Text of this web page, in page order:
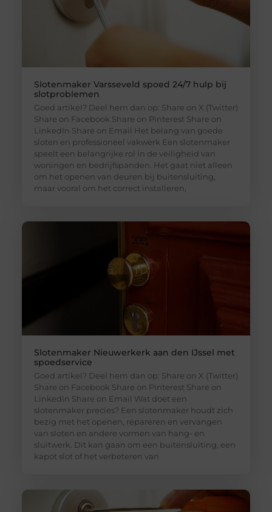
Slotenmaker Varsseveld spoed 24/7 hulp bij
slotproblemen
Goed artikel? Deel hem dan op: Share on X (Twitter)
Share on Facebook Share on Pinterest Share on
LinkedIn Share on Email Het belang van goede
sloten en professioneel vakwerk Een slotenmaker
speelt een belangrijke rol in de veiligheid van
woningen en bedrijfspanden. Het gaat niet alleen
om het openen van deuren bij buitensluiting,
maar vooral om het correct installeren,
Slotenmaker Nieuwerkerk aan den IJssel met
spoedservice
Goed artikel? Deel hem dan op: Share on X (Twitter)
Share on Facebook Share on Pinterest Share on
LinkedIn Share on Email Wat doet een
slotenmaker precies? Een slotenmaker houdt zich
bezig met het openen, repareren en vervangen
van sloten en andere vormen van hang- en
sluitwerk. Dit kan gaan om een buitensluiting, een
kapot slot of het verbeteren van